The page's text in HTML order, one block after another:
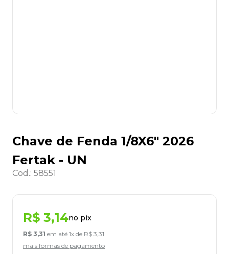
Chave de Fenda 1/8X6" 2026
Fertak - UN
Cod.: 58551
R$ 3,14no pix
R$ 3,31 em até 1x de R$ 3,31
mais formas de pagamento